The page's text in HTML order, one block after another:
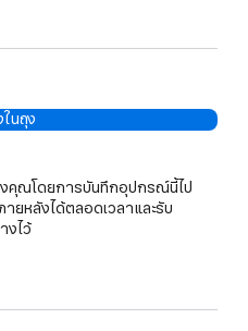
นถุง
คุณโดยการบันทึกอุปกรณ์นี้ไป
หลังได้ตลอดเวลาและรับ
งไว้